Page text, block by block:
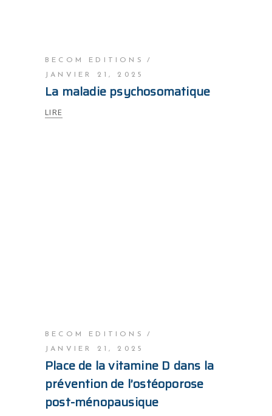
BECOM EDITIONS
JANVIER 21, 2025
La maladie psychosomatique
LIRE
BECOM EDITIONS
JANVIER 21, 2025
Place de la vitamine D dans la
prévention de l’ostéoporose
post-ménopausique